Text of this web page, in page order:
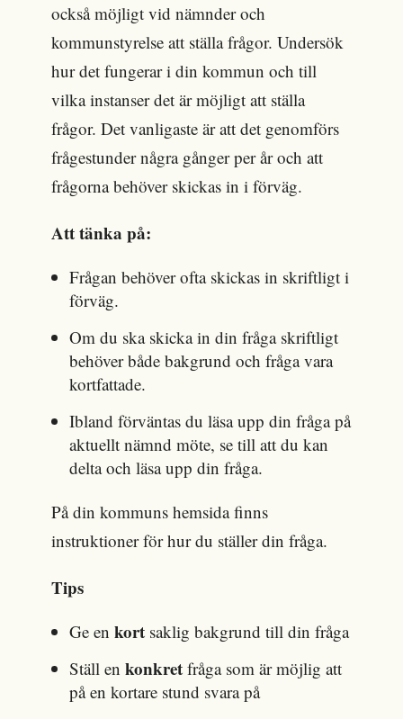
också möjligt vid nämnder och
kommunstyrelse att ställa frågor. Undersök
hur det fungerar i din kommun och till
vilka instanser det är möjligt att ställa
frågor. Det vanligaste är att det genomförs
frågestunder några gånger per år och att
frågorna behöver skickas in i förväg.
Att tänka på:
Frågan behöver ofta skickas in skriftligt i
förväg.
Om du ska skicka in din fråga skriftligt
behöver både bakgrund och fråga vara
kortfattade.
Ibland förväntas du läsa upp din fråga på
aktuellt nämnd möte, se till att du kan
delta och läsa upp din fråga.
På din kommuns hemsida finns
instruktioner för hur du ställer din fråga.
Tips
Ge en kortsaklig bakgrund till din fråga
Ställ en konkretfråga som är möjlig att
på en kortare stund svara på